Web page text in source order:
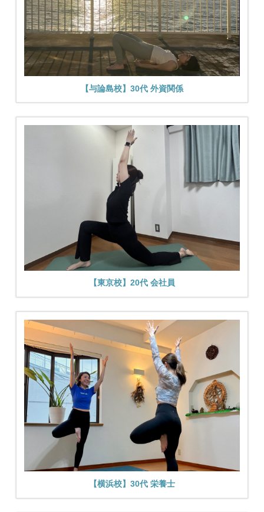
【与論島校】30代 外資関係
【東京校】20代 会社員
【横浜校】30代 栄養士